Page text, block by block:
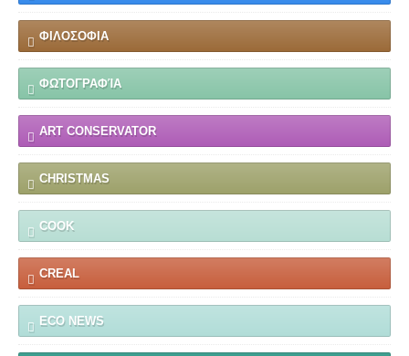
ΦΙΛΟΣΟΦΙΑ
ΦΩΤΟΓΡΑΦΊΑ
ART CONSERVATOR
CHRISTMAS
COOK
CREAL
ECO NEWS